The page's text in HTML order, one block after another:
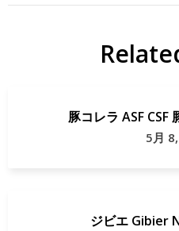
豚コレラ ASF CSF
5月
ジビエ Gibier